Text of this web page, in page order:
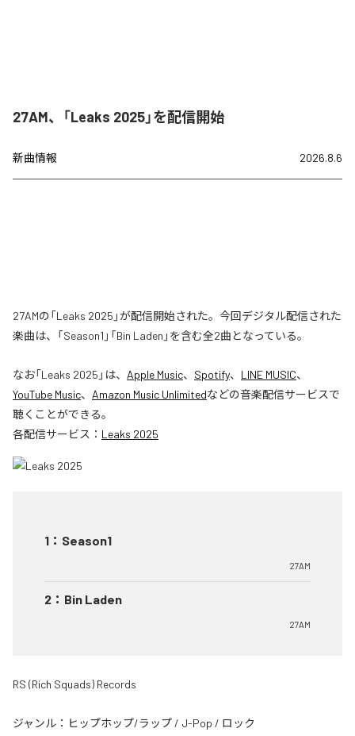
27AM、「Leaks 2025」を配信開始
新曲情報 2026.8.6
27AMの「Leaks 2025」が配信開始された。今回デジタル配信された
楽曲は、「Season1」「Bin Laden」を含む全2曲となっている。
なお「Leaks 2025 」は、 Apple Music、 Spotify、 LINE MUSIC、
YouTube Music、 Amazon Music Unlimitedなどの音楽配信サービスで
聴くことができる。
各配信サービス： Leaks 2025
1 ： Season1
27AM
2 ： Bin Laden
27AM
RS (Rich Squads) Records
ジャンル： ヒップホップ/ラップ / J-Pop / ロック